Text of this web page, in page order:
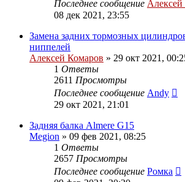
Последнее сообщение
08 дек 2021, 23:55
Замена задних тормозных
ниппелей
Алексей Комаров » 29 окт 2021,
1 Ответы
2611 Просмотры
Последнее сообщение Andy
29 окт 2021, 21:01
Задняя балка Almere G15
Megion » 09 фев 2021, 08:25
1 Ответы
2657 Просмотры
Последнее сообщение Ромка